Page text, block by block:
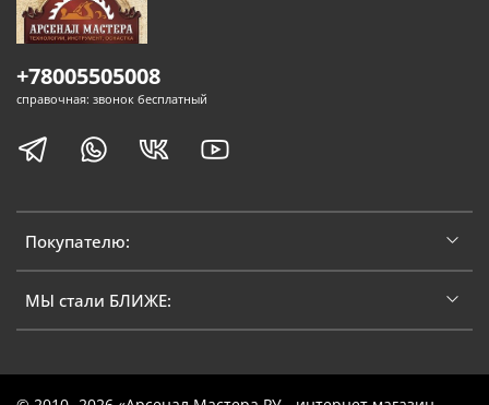
Покупателю:
МЫ стали БЛИЖЕ:
+78005505008
справочная: звонок бесплатный